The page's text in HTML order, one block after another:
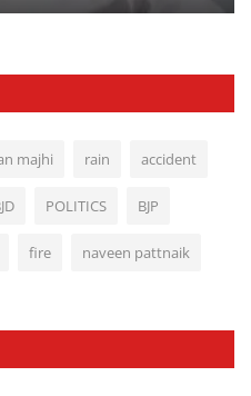
majhi rain accident
POLITICS BJP
fire naveen pattnaik